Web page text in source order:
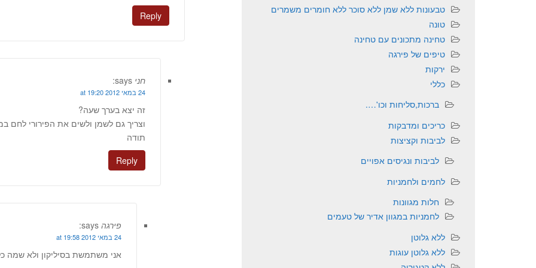
Reply
חני says:
24 במאי 2012 at 19:20
זה יצא בערך שעה?
וצריך גם לשמן ולשים את הפירורי לחם
תודה
Reply
פירגה says:
24 במאי 2012 at 19:58
אני משתמשת בסיליקון ולא שמה
טבעונות ללא שמן ללא סוכר ללא חומרים משמרים
טונה
טחינה מתכונים עם טחינה
טיפים של פירגה
ירקות
כללי
ברכות,סליחות וכו'….
כריכים ומדבקות
לביבות וקציצות
לביבות ונגיסים אפויים
לחמים ולחמניות
חלות מגוונות
לחמניות במגוון אדיר של טעמים
ללא גלוטן
ללא גלוטן עוגות